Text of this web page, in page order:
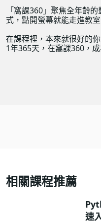
「窩課360」聚焦全年齡
式，點開螢幕就能走進教
在課程裡，本來就很好的
1年365天，在窩課360，
相關課程推薦
速